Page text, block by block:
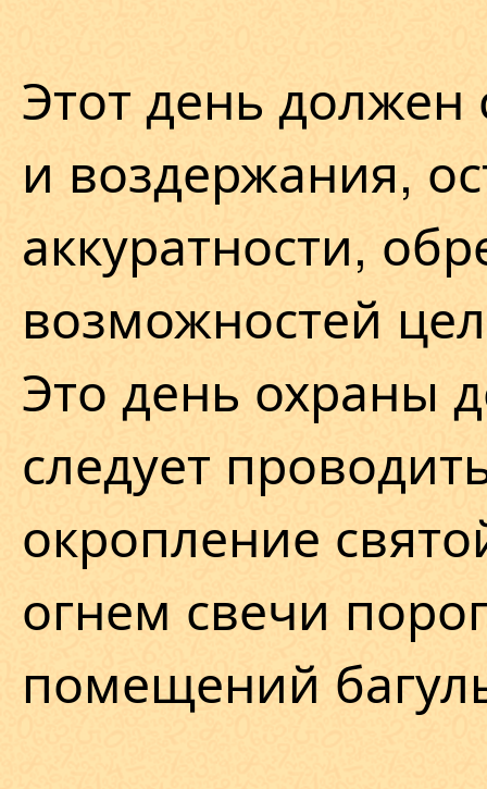
Этот день должен
и воздержания,
аккуратности,
возможностей
Это день охраны
следует
окропление
огнем свечи
помещений